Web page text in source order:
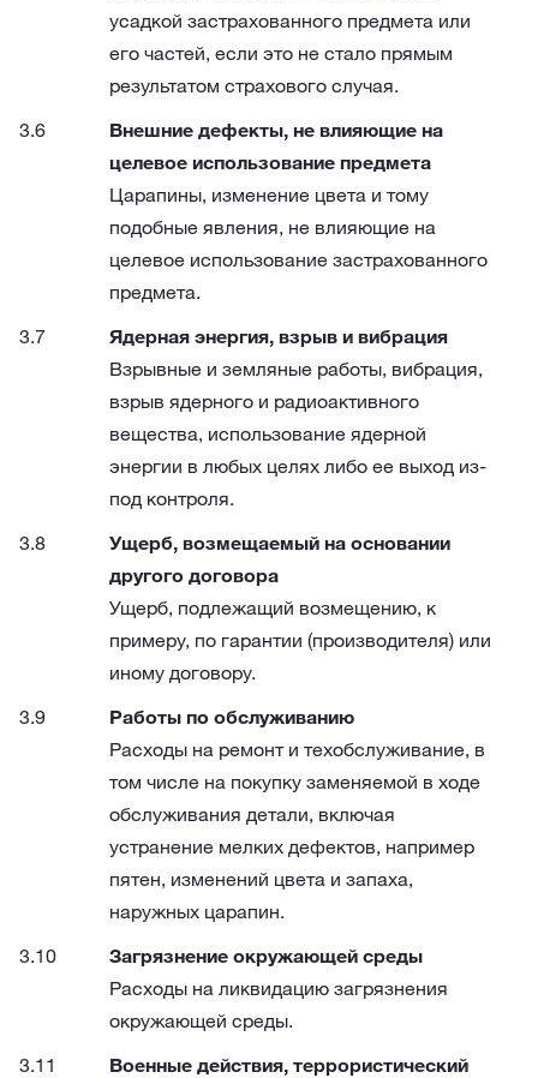
усадкой застрахованного предмета или
его частей, если это не стало прямым
результатом страхового случая.
Внешние дефекты, не влияющие на
целевое использование предмета
Царапины, изменение цвета и тому
подобные явления, не влияющие на
целевое использование застрахованного
предмета.
Ядерная энергия, взрыв и вибрация
Взрывные и земляные работы, вибрация,
взрыв ядерного и радиоактивного
вещества, использование ядерной
энергии в любых целях либо ее выход из-
под контроля.
Ущерб, возмещаемый на основании
другого договора
Ущерб, подлежащий возмещению, к
примеру, по гарантии (производителя) или
иному договору.
Работы по обслуживанию
Расходы на ремонт и техобслуживание, в
том числе на покупку заменяемой в ходе
обслуживания детали, включая
устранение мелких дефектов, например
пятен, изменений цвета и запаха,
наружных царапин.
Загрязнение окружающей среды
Расходы на ликвидацию загрязнения
окружающей среды.
Военные действия, террористический